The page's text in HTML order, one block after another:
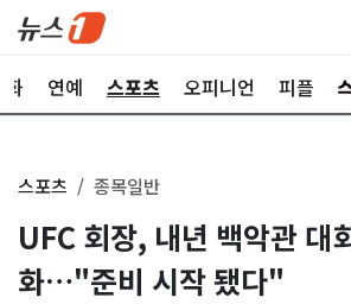
화 연예 스포츠 오피니언 피플
스포츠 종목일반
UFC 회장, 내년 백악관 대
화…"준비 시작 됐다"